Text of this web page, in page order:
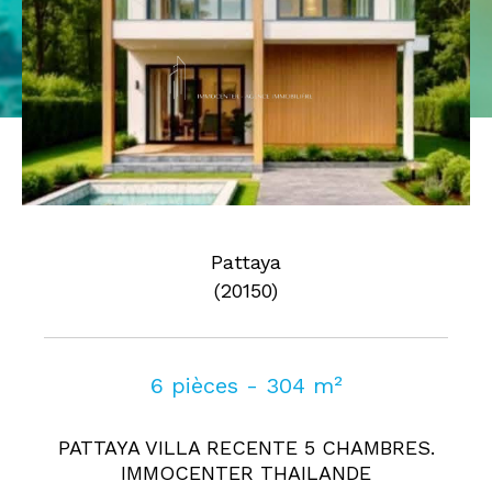
Pattaya
(20150)
6 pièces - 304 m²
PATTAYA VILLA RECENTE 5 CHAMBRES.
IMMOCENTER THAILANDE
Pièces
0 2 3 5
Où
Où
AFFINER LES CRITÈRES
FILTRER PAR